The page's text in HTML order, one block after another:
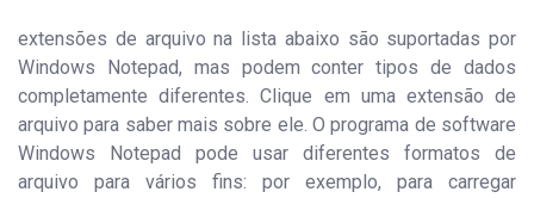
extensões de arquivo na lista abaixo são suportadas por
Windows Notepad, mas podem conter tipos de dados
completamente diferentes. Clique em uma extensão de
arquivo para saber mais sobre ele. O programa de software
Windows Notepad pode usar diferentes formatos de
arquivo para vários fins: por exemplo, para carregar